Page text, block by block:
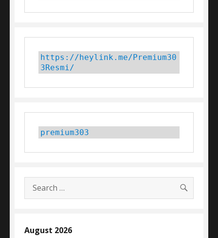
https://heylink.me/Premium30
3Resmi/
premium303
Search
for:
August 2026